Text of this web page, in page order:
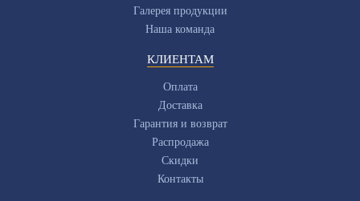
Галерея продукции
Наша команда
КЛИЕНТАМ
Оплата
Доставка
Гарантия и возврат
Распродажа
Скидки
Контакты